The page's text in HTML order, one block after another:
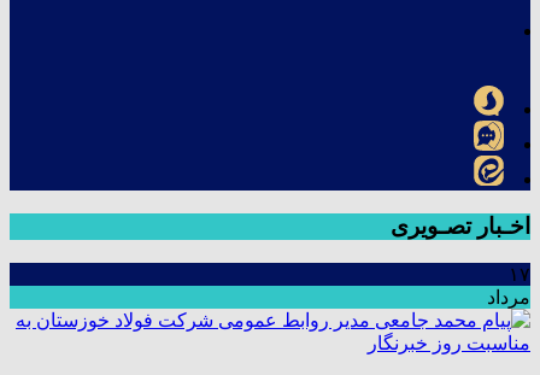
اخـبار تصـویری
۱۷
مرداد